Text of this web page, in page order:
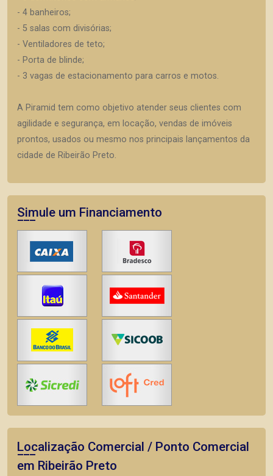
- 4 banheiros;
- 5 salas com divisórias;
- Ventiladores de teto;
- Porta de blinde;
- 3 vagas de estacionamento para carros e motos.
A Piramid tem como objetivo atender seus clientes com
agilidade e segurança, em locação, vendas de imóveis
prontos, usados ou mesmo nos principais lançamentos da
cidade de Ribeirão Preto.
Simule um Financiamento
Localização Comercial / Ponto Comercial
em Ribeirão Preto